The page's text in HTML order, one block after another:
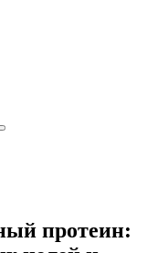
протеин: